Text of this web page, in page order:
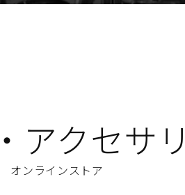
アクセサ
オンラインストア